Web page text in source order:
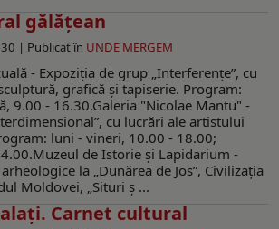
gălățean
| Publicat în UNDE MERGEM
- Expoziția de grup „Interferențeˮ, cu
grafică și tapiserie. Program:
9.00 - 16.30.Galeria "Nicolae Mantu" -
cu lucrări ale artistului
luni - vineri, 10.00 - 18.00;
de Istorie şi Lapidarium -
la „Dunărea de Jos”, Civilizaţia
Moldovei, „Situri ş ...
Carnet cultural